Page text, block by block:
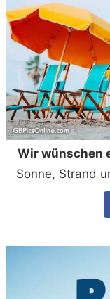
Wir wünschen
Sonne, Strand